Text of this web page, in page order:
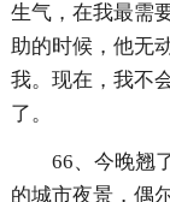
生气，在我最需
助的时候，他无
我。现在，我不
了。
66、今晚翘
的城市夜景，偶